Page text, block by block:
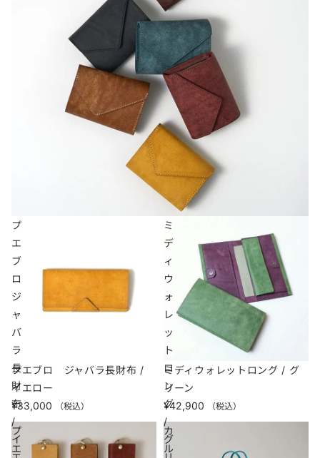
プ
エ
ブ
ロ
ジ
ャ
バ
ラ
長
財
布
/
イ
プエブロ ジャバラ長財布 /
イエロー
¥33,000
（税込）
ミ
デ
ィ
ウ
ォ
レ
ッ
ト
ロ
ン
グ
/
グ
ミディウォレットロング / グ
リーン
¥42,900
（税込）
プ
エ
カ
ル